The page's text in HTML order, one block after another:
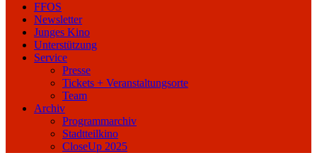
FFOS
Newsletter
Junges Kino
Unterstützung
Service
Presse
Tickets + Veranstaltungsorte
Team
Archiv
Programmarchiv
Stadtteilkino
CloseUp 2025